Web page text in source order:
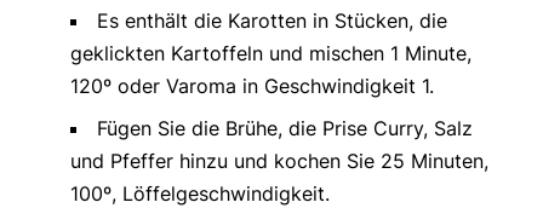
Es enthält die Karotten in Stücken, die
geklickten Kartoffeln und mischen 1 Minute,
120º oder Varoma in Geschwindigkeit 1.
Fügen Sie die Brühe, die Prise Curry, Salz
und Pfeffer hinzu und kochen Sie 25 Minuten,
100º, Löffelgeschwindigkeit.